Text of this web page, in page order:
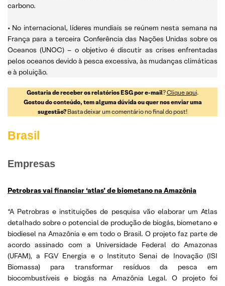
carbono.
• No internacional, líderes mundiais se reúnem nesta semana na
França para a terceira Conferência das Nações Unidas sobre os
Oceanos (UNOC) – o objetivo é discutir as crises enfrentadas
pelos oceanos devido à pesca excessiva, às mudanças climáticas
e à poluição.
Gostaria de receber os relatórios ESG por e-mail?Clique aqui.
Gostou do conteúdo, tem alguma dúvida ou quer nos enviar uma
sugestão?Basta deixar um comentário no final do post!
Brasil
Empresas
Petrobras vai financiar ‘atlas’ de biometano na Amazônia
“A Petrobras e instituições de pesquisa vão elaborar um Atlas
detalhado sobre o potencial de produção de biogás, biometano e
biodiesel na Amazônia e em todo o Brasil. O projeto faz parte de
acordo assinado com a Universidade Federal do Amazonas
(UFAM), a FGV Energia e o Instituto Senai de Inovação (ISI
Biomassa) para transformar resíduos da pesca em
biocombustíveis e biogás na Amazônia Legal. O projeto foi